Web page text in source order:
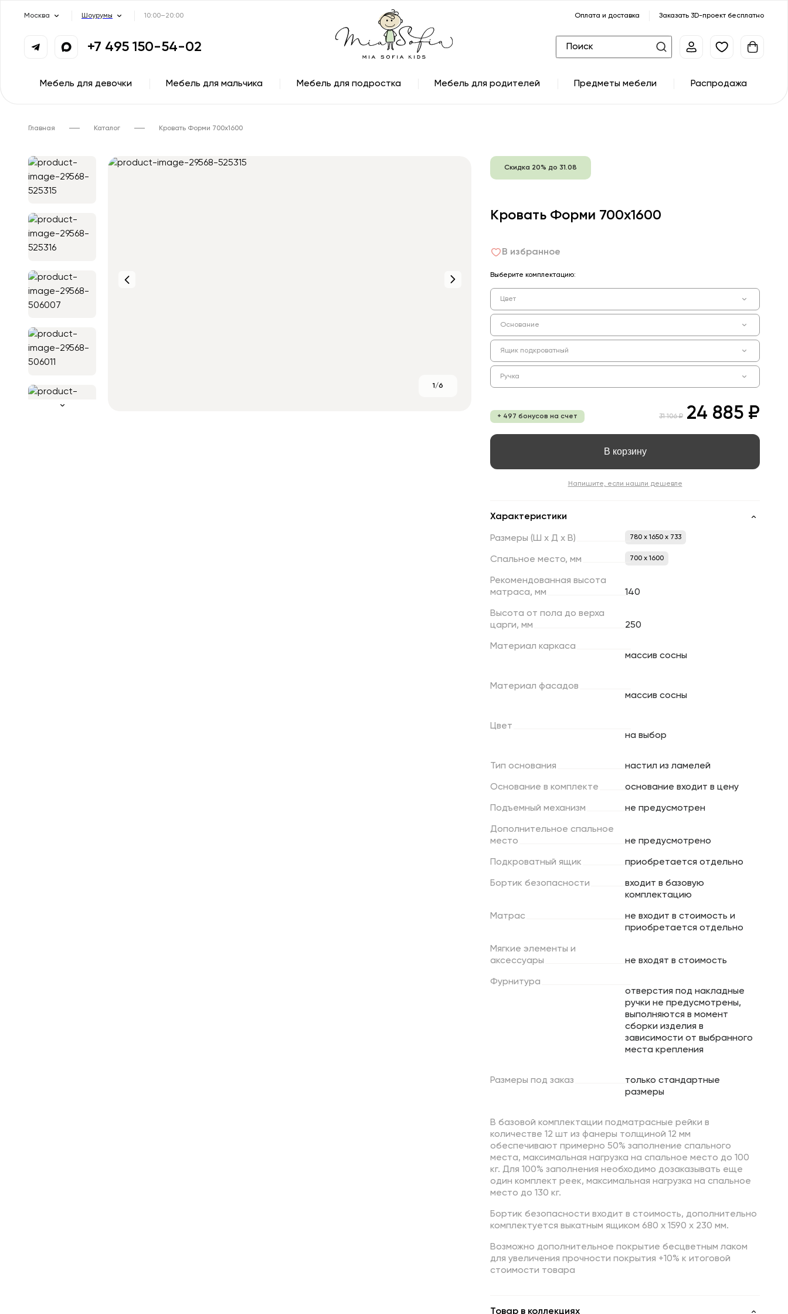
Москва Шоурумы 10:00–20:00 Оплата и доставка Заказать 3D-проект бесплатно
+7 495 150-54-02
Мебель для девочки Мебель для мальчика Мебель для подростка Мебель для родителей Предметы мебели Распродажа
Главная Каталог Кровать Форми 700х1600
1/6
Скидка 20% до 31.08
Кровать Форми 700х1600
В избранное
Выберите комплектацию:
Цвет
Основание
Ящик подкроватный
Ручка
+ 497 бонусов на счет 31 106 ₽ 24 885 ₽
В корзину
Напишите, если нашли дешевле
Характеристики
Размеры (Ш х Д х В) 780 x 1650 x 733
Спальное место, мм 700 х 1600
Рекомендованная высота
матраса, мм 140
Высота от пола до верха
царги, мм 250
Материал каркаса
массив сосны
Материал фасадов
массив сосны
Цвет
на выбор
Тип основания настил из ламелей
Основание в комплекте основание входит в цену
Подъемный механизм не предусмотрен
Дополнительное спальное
место
не предусмотрено
Подкроватный ящик приобретается отдельно
Бортик безопасности
входит в базовую
комплектацию
Матрас
не входит в стоимость и
приобретается отдельно
Мягкие элементы и
аксессуары
не входят в стоимость
Фурнитура
отверстия под накладные
ручки не предусмотрены,
выполняются в момент
сборки изделия в
зависимости от выбранного
места крепления
Размеры под заказ
только стандартные
размеры
В базовой комплектации подматрасные рейки в
количестве 12 шт из фанеры толщиной 12 мм
обеспечивают примерно 50% заполнение спального
места, максимальная нагрузка на спальное место до 100
кг. Для 100% заполнения необходимо дозаказывать еще
один комплект реек, максимальная нагрузка на спальное
место до 130 кг.
Бортик безопасности входит в стоимость, дополнительно
комплектуется выкатным ящиком 680 х 1590 х 230 мм.
Возможно дополнительное покрытие бесцветным лаком
для увеличения прочности покрытия +10% к итоговой
стоимости товара
Товар в коллекциях